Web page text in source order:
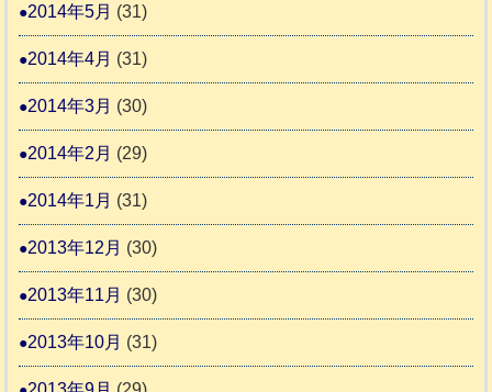
2014年5月 (31)
2014年4月 (31)
2014年3月 (30)
2014年2月 (29)
2014年1月 (31)
2013年12月 (30)
2013年11月 (30)
2013年10月 (31)